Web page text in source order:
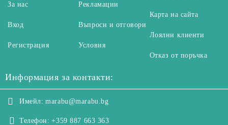
За нас
Вход
Регистрация
Рекламации
Въпроси и отговори
Условия
Карта на сайта
Лоялни клиенти
Отказ от поръчка
Информация за контакти:
Имейл: marabu@marabu.bg
Телефон: +359 887 663 363